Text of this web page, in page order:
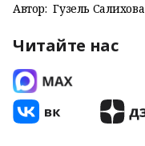
Автор: Гузель Салихова
Читайте нас